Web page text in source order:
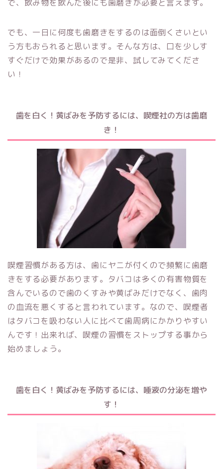
で、飲み物を飲んだ後にも歯磨きが必要と言えます。
でも、一日に何度も歯磨きをするのは面倒くさいとい
う方もおられると思います。そんな方は、口を少しす
すぐだけで効果があるので是非、試してみてくださ
い！
歯を白く！黄ばみを予防するには、喫煙社の方は歯磨
き！
喫煙習慣がある方は、歯にヤニが付くので頻繁に歯磨
きをする必要があります。タバコは多くの有害物質を
含んでいるので歯のくすみや黄ばみだけでなく、歯肉
の血流を悪くすると言われています。なので、喫煙者
はタバコを吸わない人に比べて歯周病にかかりやすい
んです！出来れば、喫煙の習慣をストップする事から
始めましょう。
歯を白く！黄ばみを予防するには、 唾液の分泌を増や
す！